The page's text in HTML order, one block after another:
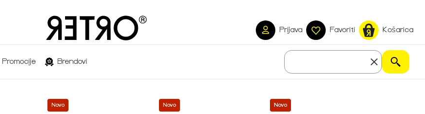
Prijava Favoriti Košarica
Promocije Brendovi
Novo Novo Novo